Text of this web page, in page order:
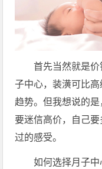
首先当然就是
子中心，装潢可比
趋势。但我想说的
要迷信高价，自己
过的感受。
如何选择月子